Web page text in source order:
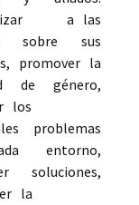
a las
sobre sus
promover la
de género,
los
problemas
entorno,
soluciones,
la